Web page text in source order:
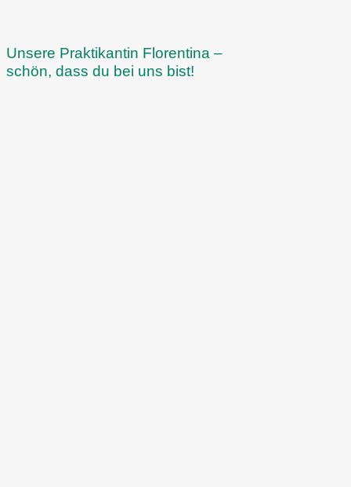
Unsere Praktikantin Florentina –
schön, dass du bei uns bist!